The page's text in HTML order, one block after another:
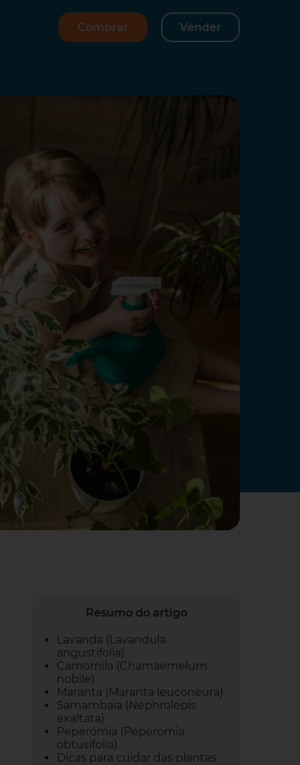
Comprar Vender
Resumo do artigo
Lavanda (Lavandula
angustifolia)
Camomila (Chamaemelum
nobile)
Maranta (Maranta leuconeura)
Samambaia (Nephrolepis
exaltata)
Peperómia (Peperomia
obtusifolia)
Dicas para cuidar das plantas